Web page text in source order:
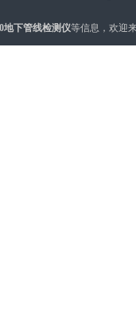
地下管线检测仪等信息，欢迎